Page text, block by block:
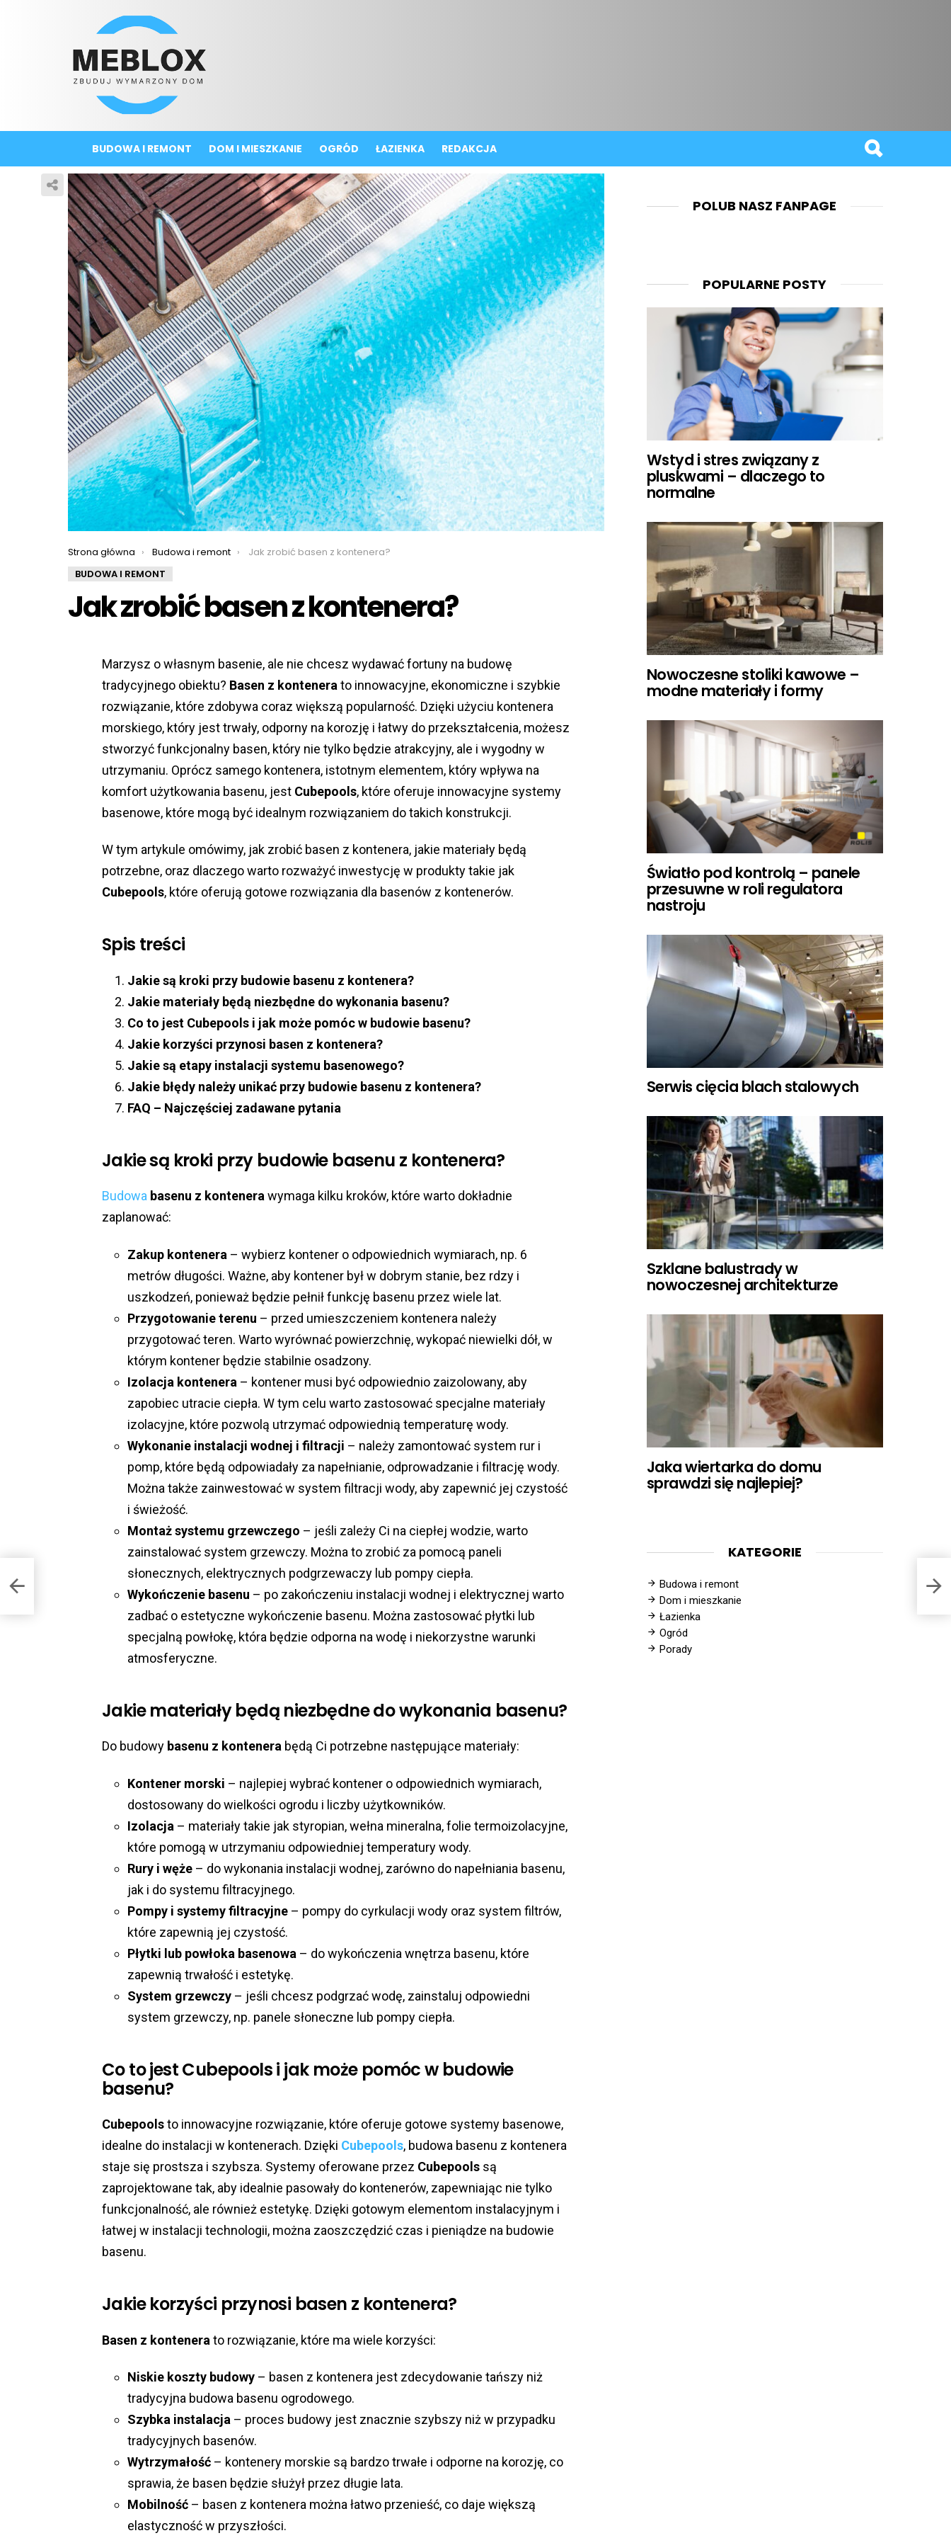
BUDOWA I REMONT DOM I MIESZKANIE OGRÓD ŁAZIENKA REDAKCJA
You are here:
Strona główna Budowa i remont
Jak zrobić basen z kontenera?
BUDOWA I REMONT
Jak zrobić basen z kontenera?
Marzysz o własnym basenie, ale nie chcesz wydawać fortuny na budowę
tradycyjnego obiektu? Basen z kontenera to innowacyjne, ekonomiczne i szybkie
rozwiązanie, które zdobywa coraz większą popularność. Dzięki użyciu kontenera
morskiego, który jest trwały, odporny na korozję i łatwy do przekształcenia, możesz
stworzyć funkcjonalny basen, który nie tylko będzie atrakcyjny, ale i wygodny w
utrzymaniu. Oprócz samego kontenera, istotnym elementem, który wpływa na
komfort użytkowania basenu, jest Cubepools, które oferuje innowacyjne systemy
basenowe, które mogą być idealnym rozwiązaniem do takich konstrukcji.
W tym artykule omówimy, jak zrobić basen z kontenera, jakie materiały będą
potrzebne, oraz dlaczego warto rozważyć inwestycję w produkty takie jak
Cubepools, które oferują gotowe rozwiązania dla basenów z kontenerów.
Spis treści
Jakie są kroki przy budowie basenu z kontenera?
Jakie materiały będą niezbędne do wykonania basenu?
Co to jest Cubepools i jak może pomóc w budowie basenu?
Jakie korzyści przynosi basen z kontenera?
Jakie są etapy instalacji systemu basenowego?
Jakie błędy należy unikać przy budowie basenu z kontenera?
FAQ – Najczęściej zadawane pytania
Jakie są kroki przy budowie basenu z kontenera?
Budowa basenu z kontenerawymaga kilku kroków, które warto dokładnie
zaplanować:
Zakup kontenera – wybierz kontener o odpowiednich wymiarach, np. 6
metrów długości. Ważne, aby kontener był w dobrym stanie, bez rdzy i
uszkodzeń, ponieważ będzie pełnił funkcję basenu przez wiele lat.
Przygotowanie terenu – przed umieszczeniem kontenera należy
przygotować teren. Warto wyrównać powierzchnię, wykopać niewielki dół, w
którym kontener będzie stabilnie osadzony.
Izolacja kontenera – kontener musi być odpowiednio zaizolowany, aby
zapobiec utracie ciepła. W tym celu warto zastosować specjalne materiały
izolacyjne, które pozwolą utrzymać odpowiednią temperaturę wody.
Wykonanie instalacji wodnej i filtracji – należy zamontować system rur i
pomp, które będą odpowiadały za napełnianie, odprowadzanie i filtrację wody.
Można także zainwestować w system filtracji wody, aby zapewnić jej czystość
i świeżość.
Montaż systemu grzewczego – jeśli zależy Ci na ciepłej wodzie, warto
zainstalować system grzewczy. Można to zrobić za pomocą paneli
słonecznych, elektrycznych podgrzewaczy lub pompy ciepła.
Wykończenie basenu – po zakończeniu instalacji wodnej i elektrycznej warto
zadbać o estetyczne wykończenie basenu. Można zastosować płytki lub
specjalną powłokę, która będzie odporna na wodę i niekorzystne warunki
atmosferyczne.
Jakie materiały będą niezbędne do wykonania basenu?
Do budowy basenu z kontenera będą Ci potrzebne następujące materiały:
Kontener morski – najlepiej wybrać kontener o odpowiednich wymiarach,
dostosowany do wielkości ogrodu i liczby użytkowników.
Izolacja – materiały takie jak styropian, wełna mineralna, folie termoizolacyjne,
które pomogą w utrzymaniu odpowiedniej temperatury wody.
Rury i węże – do wykonania instalacji wodnej, zarówno do napełniania basenu,
jak i do systemu filtracyjnego.
Pompy i systemy filtracyjne – pompy do cyrkulacji wody oraz system filtrów,
które zapewnią jej czystość.
Płytki lub powłoka basenowa – do wykończenia wnętrza basenu, które
zapewnią trwałość i estetykę.
System grzewczy – jeśli chcesz podgrzać wodę, zainstaluj odpowiedni
system grzewczy, np. panele słoneczne lub pompy ciepła.
Co to jest Cubepools i jak może pomóc w budowie
basenu?
Cubepoolsto innowacyjne rozwiązanie, które oferuje gotowe systemy basenowe,
idealne do instalacji w kontenerach. Dzięki Cubepools, budowa basenu z kontenera
staje się prostsza i szybsza. Systemy oferowane przez Cubepools są
zaprojektowane tak, aby idealnie pasowały do kontenerów, zapewniając nie tylko
funkcjonalność, ale również estetykę. Dzięki gotowym elementom instalacyjnym i
łatwej w instalacji technologii, można zaoszczędzić czas i pieniądze na budowie
basenu.
Jakie korzyści przynosi basen z kontenera?
Basen z kontenera to rozwiązanie, które ma wiele korzyści:
Niskie koszty budowy – basen z kontenera jest zdecydowanie tańszy niż
tradycyjna budowa basenu ogrodowego.
Szybka instalacja – proces budowy jest znacznie szybszy niż w przypadku
tradycyjnych basenów.
Wytrzymałość – kontenery morskie są bardzo trwałe i odporne na korozję, co
sprawia, że basen będzie służył przez długie lata.
Mobilność – basen z kontenera można łatwo przenieść, co daje większą
elastyczność w przyszłości.
POLUB NASZ FANPAGE
POPULARNE POSTY
Wstyd i stres związany z
pluskwami – dlaczego to
normalne
Nowoczesne stoliki kawowe –
modne materiały i formy
Światło pod kontrolą – panele
przesuwne w roli regulatora
nastroju
Serwis cięcia blach stalowych
Szklane balustrady w
nowoczesnej architekturze
Jaka wiertarka do domu
sprawdzi się najlepiej?
KATEGORIE
Budowa i remont
Dom i mieszkanie
Łazienka
Ogród
Porady